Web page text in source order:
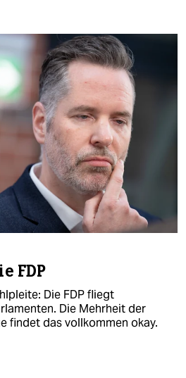
FDP
Die FDP fliegt
Die Mehrheit der
findet das vollkommen okay.